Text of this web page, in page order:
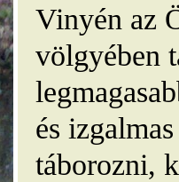
Vinyén az
völgyében
és
táborozni,